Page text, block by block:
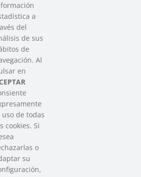
SAREEN SAREA
que agrupa a las redes
Sector Social en Euskadi
Contacto
9 lonja – 48009 Bilbao
946 569 230
a
del
de sus
de
Al
en
uso de todas
cookies. Si
o
su